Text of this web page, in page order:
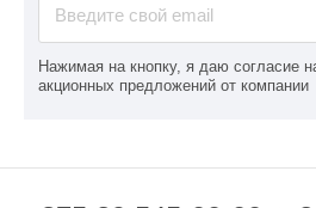
Нажимая на кнопку, я даю согласие
акционных предложений от компании